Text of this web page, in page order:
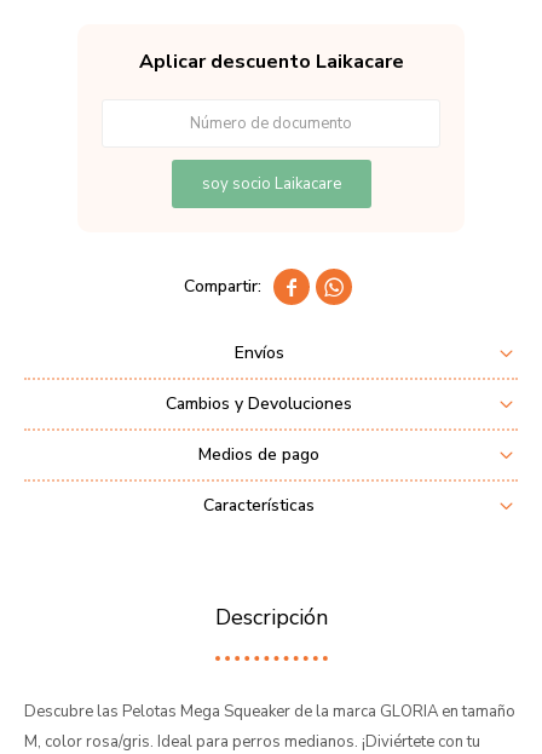
Aplicar descuento Laikacare
soy socio Laikacare
 
Envíos
Cambios y Devoluciones
Medios de pago
Características
Descripción
Descubre las Pelotas Mega Squeaker de la marca GLORIA en tamaño
M, color rosa/gris. Ideal para perros medianos. ¡Diviértete con tu